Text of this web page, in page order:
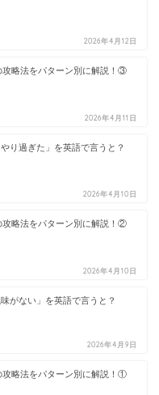
2026年4月12日
攻略法をパターン別に解説！③
2026年4月11日
やり過ぎた」を英語で言うと？
2026年4月10日
攻略法をパターン別に解説！②
2026年4月10日
味がない」を英語で言うと？
2026年4月9日
攻略法をパターン別に解説！①